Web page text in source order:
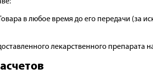
в любое время до его передачи (за
лекарственного препарата